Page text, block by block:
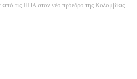
από τις ΗΠΑ στον νέο πρόεδρο της Κολομβίας